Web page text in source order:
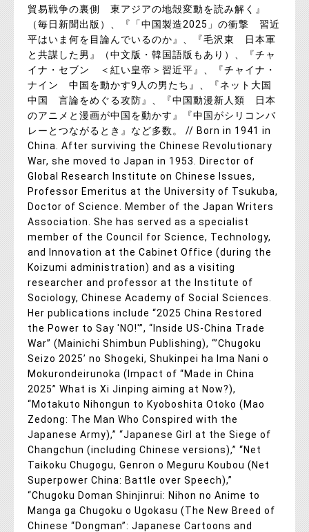
貿易戦争の裏側 東アジアの地殻変動を読み解く』
（毎日新聞出版）、『「中国製造2025」の衝撃 習近
平はいま何を目論んでいるのか』、『毛沢東 日本軍
と共謀した男』（中文版・韓国語版もあり）、『チャ
イナ・セブン ＜紅い皇帝＞習近平』、『チャイナ・
ナイン 中国を動かす9人の男たち』、『ネット大国
中国 言論をめぐる攻防』、『中国動漫新人類 日本
のアニメと漫画が中国を動かす』『中国がシリコンバ
レーとつながるとき』など多数。 // Born in 1941 in
China. After surviving the Chinese Revolutionary
War, she moved to Japan in 1953. Director of
Global Research Institute on Chinese Issues,
Professor Emeritus at the University of Tsukuba,
Doctor of Science. Member of the Japan Writers
Association. She has served as a specialist
member of the Council for Science, Technology,
and Innovation at the Cabinet Office (during the
Koizumi administration) and as a visiting
researcher and professor at the Institute of
Sociology, Chinese Academy of Social Sciences.
Her publications include “2025 China Restored
the Power to Say 'NO!'”, “Inside US-China Trade
War” (Mainichi Shimbun Publishing), “’Chugoku
Seizo 2025’ no Shogeki, Shukinpei ha Ima Nani o
Mokurondeirunoka (Impact of “Made in China
2025” What is Xi Jinping aiming at Now?),
“Motakuto Nihongun to Kyoboshita Otoko (Mao
Zedong: The Man Who Conspired with the
Japanese Army),” “Japanese Girl at the Siege of
Changchun (including Chinese versions),” “Net
Taikoku Chugogu, Genron o Meguru Koubou (Net
Superpower China: Battle over Speech),”
“Chugoku Doman Shinjinrui: Nihon no Anime to
Manga ga Chugoku o Ugokasu (The New Breed of
Chinese “Dongman”: Japanese Cartoons and